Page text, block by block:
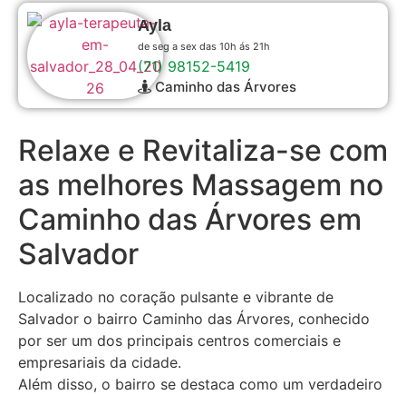
Ayla
de seg a sex das 10h ás 21h
(71) 98152-5419
Caminho das Árvores
Relaxe e Revitaliza-se com
as melhores Massagem no
Caminho das Árvores em
Salvador
Localizado no coração pulsante e vibrante de
Salvador o bairro Caminho das Árvores, conhecido
por ser um dos principais centros comerciais e
empresariais da cidade.
Além disso, o bairro se destaca como um verdadeiro